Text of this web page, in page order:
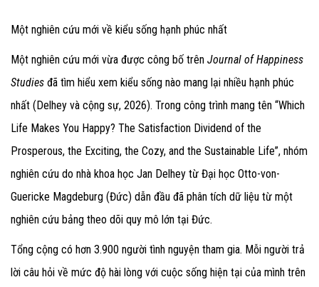
Một nghiên cứu mới về kiểu sống hạnh phúc nhất
Một nghiên cứu mới vừa được công bố trên Journal of Happiness
Studies đã tìm hiểu xem kiểu sống nào mang lại nhiều hạnh phúc
nhất (Delhey và cộng sự, 2026). Trong công trình mang tên “Which
Life Makes You Happy? The Satisfaction Dividend of the
Prosperous, the Exciting, the Cozy, and the Sustainable Life”, nhóm
nghiên cứu do nhà khoa học Jan Delhey từ Đại học Otto-von-
Guericke Magdeburg (Đức) dẫn đầu đã phân tích dữ liệu từ một
nghiên cứu bảng theo dõi quy mô lớn tại Đức.
Tổng cộng có hơn 3.900 người tình nguyện tham gia. Mỗi người trả
lời câu hỏi về mức độ hài lòng với cuộc sống hiện tại của mình trên